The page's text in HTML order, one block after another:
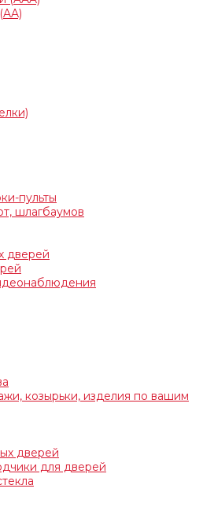
пульты
шлагбаумов
дверей
козырьки, изделия по вашим
дверей
для дверей